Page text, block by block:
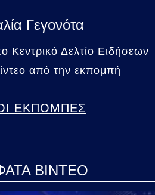
Γεγονότα
Δελτίο Ειδήσεων
από την εκπομπή
ΕΚΠΟΜΠΕΣ
ΒΙΝΤΕΟ